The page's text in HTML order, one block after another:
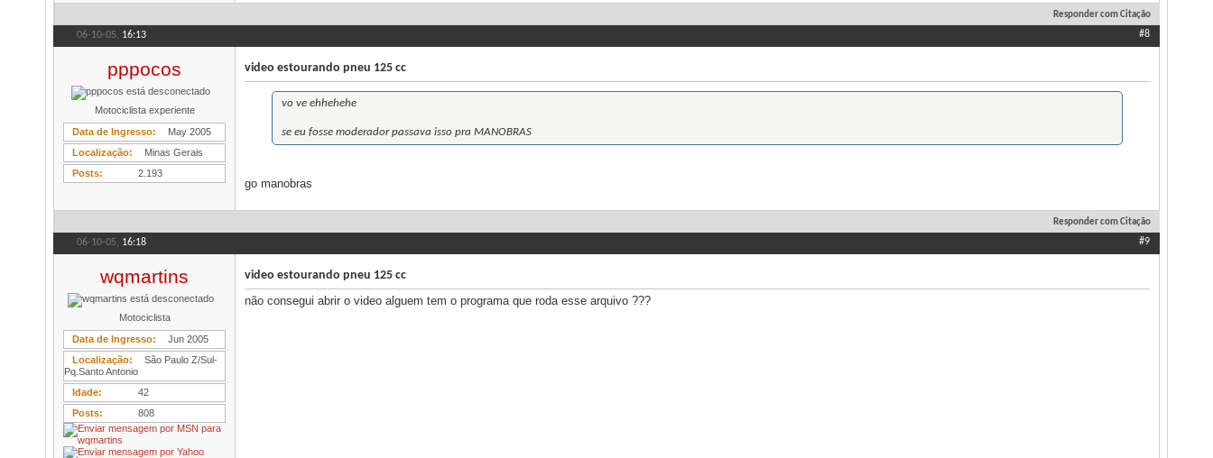
Responder com Citação
06-10-05, 16:13 #8
pppocos
Motociclista experiente
Data de Ingresso
May 2005
Localização
Minas Gerais
Posts
2.193
video estourando pneu 125 cc
vo ve ehhehehe
se eu fosse moderador passava isso pra MANOBRAS
go manobras
Responder com Citação
06-10-05, 16:18 #9
wqmartins
Motociclista
Data de Ingresso
Jun 2005
Localização
São Paulo Z/Sul-
Pq.Santo Antonio
Idade
42
Posts
808
video estourando pneu 125 cc
não consegui abrir o video alguem tem o programa que roda esse arquivo ???